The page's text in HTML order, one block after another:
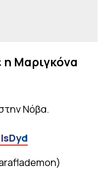
η Μαριγκόνα
Νόβα.